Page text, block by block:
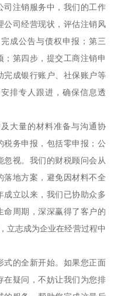
司注销服务中，我们的工作
公司经营现状，评估注销风
成公告与债权申报；第三
第四步，提交工商注销申
完成银行账户、社保账户等
排专人跟进，确保信息透
大量的材料准备与沟通协
税务申报，包括零申报；公
视。我们的财税顾问会从
落地方案，避免因材料不全
成立以来，我们已协助众多
命周期，深深赢得了客户的
立志成为企业在经营过程中
式的全新开始。如果您正面
在疑问，不妨让我们为您排